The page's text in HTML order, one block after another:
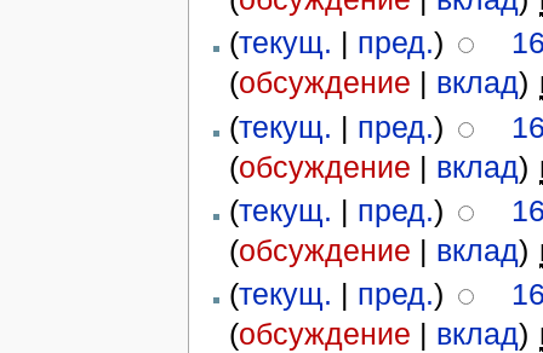
(текущ. | пред.)
(обсуждение | вклад)
(текущ. | пред.)
(обсуждение | вклад)
(текущ. | пред.)
(обсуждение | вклад)
(текущ. | пред.)
(обсуждение | вклад)